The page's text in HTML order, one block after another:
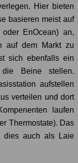
Hier bieten
basieren meist auf
EnOcean) an,
auf dem Markt zu
sich ebenfalls ein
Beine stellen.
aufstellen
verteilen und dort
laufen
Thermostate). Das
dies auch als Laie